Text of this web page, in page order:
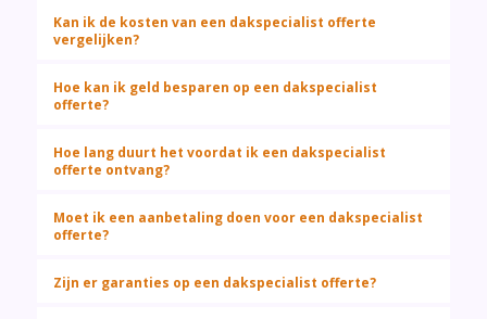
Kan ik de kosten van een dakspecialist offerte
vergelijken?
Hoe kan ik geld besparen op een dakspecialist
offerte?
Hoe lang duurt het voordat ik een dakspecialist
offerte ontvang?
Moet ik een aanbetaling doen voor een dakspecialist
offerte?
Zijn er garanties op een dakspecialist offerte?